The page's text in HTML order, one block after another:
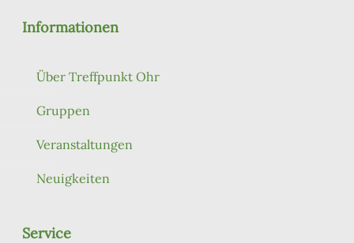
Informationen
Über Treffpunkt Ohr
Gruppen
Veranstaltungen
Neuigkeiten
Service